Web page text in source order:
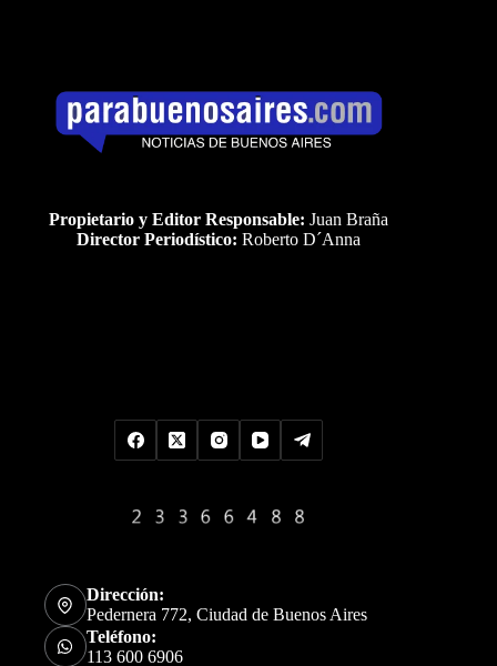
Propietario y Editor Responsable: Juan Braña
Director Periodístico: Roberto D´Anna
Dirección:
Pedernera 772, Ciudad de Buenos Aires
Teléfono:
113 600 6906